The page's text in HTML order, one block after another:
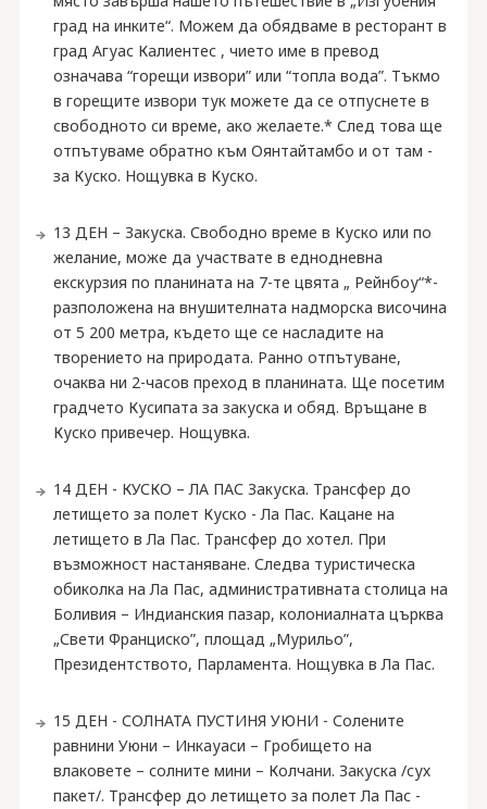
град на инките“. Можем да обядваме в ресторант в
град Агуас Калиентес , чието име в превод
означава “горещи извори” или “топла вода”. Тъкмо
в горещите извори тук можете да се отпуснете в
свободното си време, ако желаете.* След това ще
отпътуваме обратно към Оянтайтамбо и от там -
за Куско. Нощувка в Куско.
13 ДЕН – Закуска. Свободно време в Куско или по
желание, може да участвате в еднодневна
екскурзия по планината на 7-те цвята „ Рейнбоу“*-
разположена на внушителната надморска височина
от 5 200 метра, където ще се насладите на
творението на природата. Ранно отпътуване,
очаква ни 2-часов преход в планината. Ще посетим
градчето Кусипата за закуска и обяд. Връщане в
Куско привечер. Нощувка.
14 ДЕН - КУСКО – ЛА ПАС Закуска. Трансфер до
летището за полет Куско - Ла Пас. Кацане на
летището в Ла Пас. Трансфер до хотел. При
възможност настаняване. Следва туристическа
обиколка на Ла Пас, административната столица на
Боливия – Индианския пазар, колониалната църква
„Свети Франциско”, площад „Мурильо”,
Президентството, Парламента. Нощувка в Ла Пас.
15 ДЕН - СОЛНАТА ПУСТИНЯ УЮНИ - Солените
равнини Уюни – Инкауаси – Гробището на
влаковете – солните мини – Колчани. Закуска /сух
пакет/. Трансфер до летището за полет Ла Пас -